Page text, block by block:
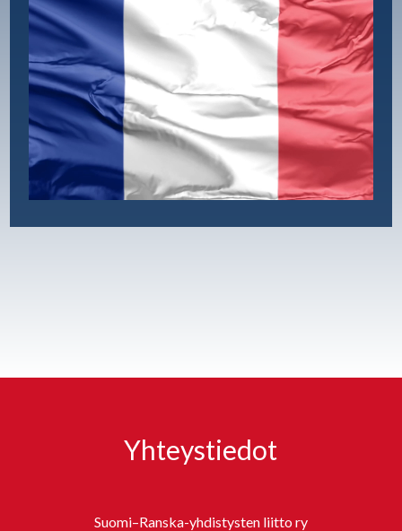
Yhteystiedot
Suomi–Ranska-yhdistysten liitto ry